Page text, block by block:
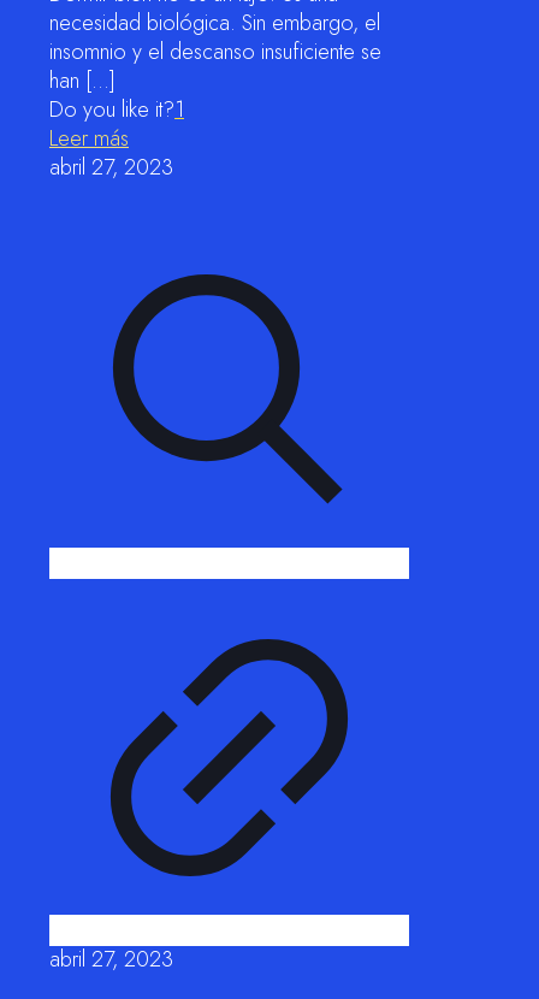
necesidad biológica. Sin embargo, el
insomnio y el descanso insuficiente se
han […]
Do you like it?1
Leer más
abril 27, 2023
abril 27, 2023